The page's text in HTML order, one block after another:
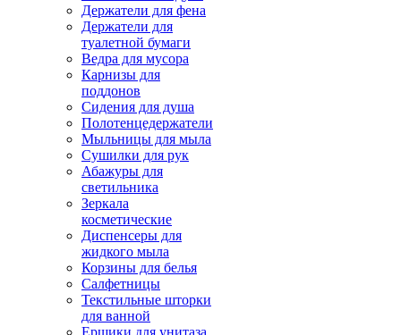
Держатели для фена
Держатели для
туалетной бумаги
Ведра для мусора
Карнизы для
поддонов
Сидения для душа
Полотенцедержатели
Мыльницы для мыла
Сушилки для рук
Абажуры для
светильника
Зеркала
косметические
Диспенсеры для
жидкого мыла
Корзины для белья
Салфетницы
Текстильные шторки
для ванной
Ершики для унитаза